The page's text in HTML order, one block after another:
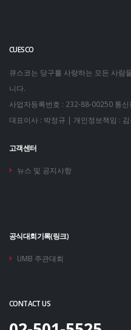
CUESCO
큐스코는 당구를 사랑하는 모든 사람
니다.
사업자등록번호 : 232-88-00250 통
대표이사 : 박정규 | 개인정보책임 : 김
고객센터
뉴스 및 공지사항
공식대회기록(링크)
UMB 주관대회
CONTACT US